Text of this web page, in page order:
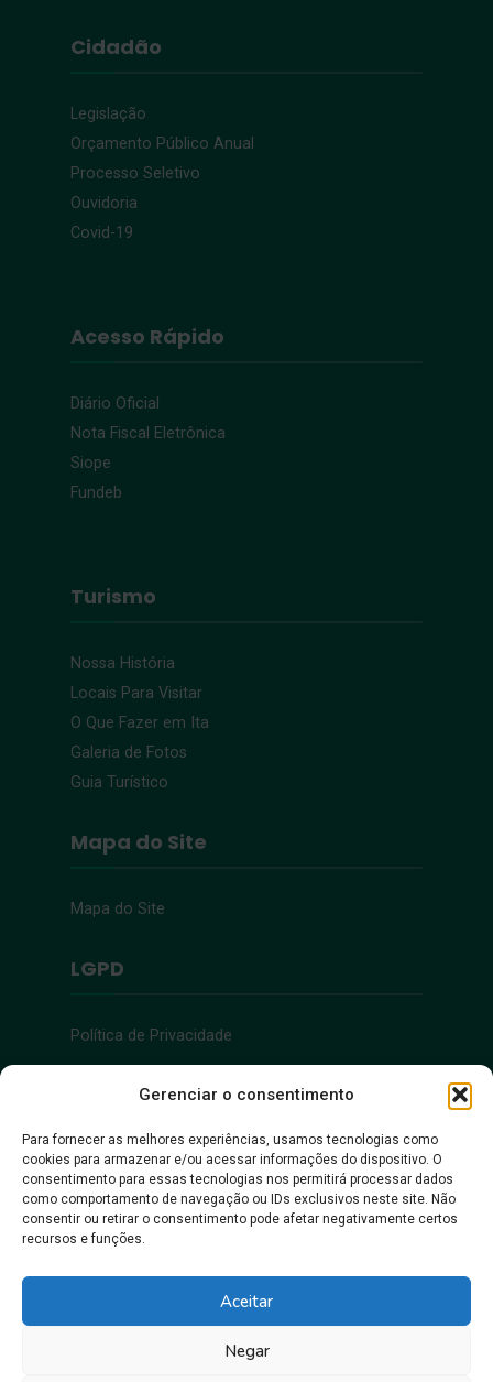
Gerenciar o consentimento
Para fornecer as melhores experiências, usamos tecnologias como
cookies para armazenar e/ou acessar informações do dispositivo. O
consentimento para essas tecnologias nos permitirá processar dados
como comportamento de navegação ou IDs exclusivos neste site. Não
consentir ou retirar o consentimento pode afetar negativamente certos
recursos e funções.
Aceitar
Negar
Cidadão
Legislação
Orçamento Público Anual
Processo Seletivo
Ouvidoria
Covid-19
Acesso Rápido
Diário Oficial
Nota Fiscal Eletrônica
Siope
Fundeb
Turismo
Nossa História
Locais Para Visitar
O Que Fazer em Ita
Galeria de Fotos
Guia Turístico
Mapa do Site
Mapa do Site
LGPD
Política de Privacidade
Acessibilidade
Acessibilidade